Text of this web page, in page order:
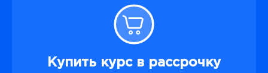
Купить курс в рассрочку